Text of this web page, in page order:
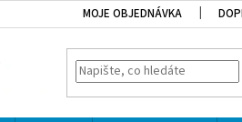
MOJE OBJEDNÁVKA